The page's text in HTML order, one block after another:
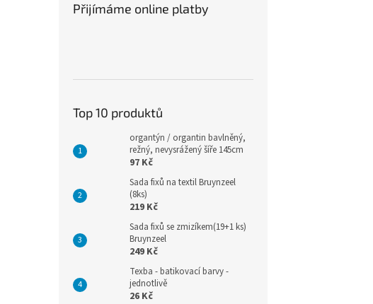
Přijímáme online platby
Top 10 produktů
organtýn / organtin bavlněný,
režný, nevysrážený šíře 145cm
97 Kč
Sada fixů na textil Bruynzeel
(8ks)
219 Kč
Sada fixů se zmizíkem(19+1 ks)
Bruynzeel
249 Kč
Texba - batikovací barvy -
jednotlivě
26 Kč